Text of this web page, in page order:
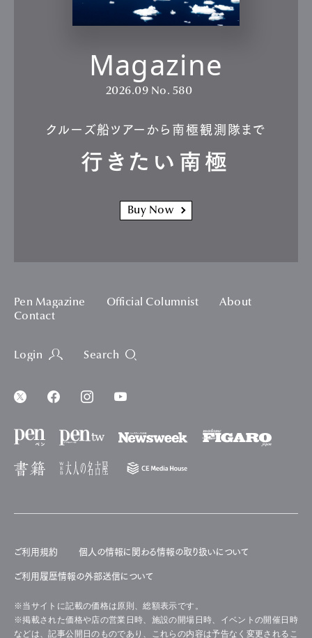
Magazine
2026.09 No. 580
クルーズ船ツアーから南極観測隊まで
行きたい南極
Buy Now
Pen Magazine Official Columnist
About
Contact
Login Search
ご利用規約 個人の情報に関わる情報の取り扱いについて
ご利用履歴情報の外部送信について
※当サイトに記載の価格は原則、総額表示です。
※掲載された価格や店の営業日時、施設の開場日時、イベントの開催日時
などは、記事公開日のものであり、これらの内容は予告なく変更されるこ